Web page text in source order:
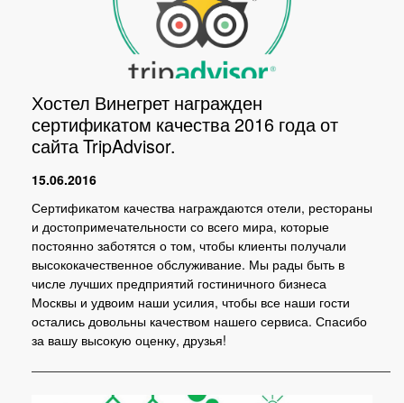
Хостел Винегрет награжден
сертификатом качества 2016 года от
сайта TripAdvisor.
15.06.2016
Сертификатом качества награждаются отели, рестораны
и достопримечательности со всего мира, которые
постоянно заботятся о том, чтобы клиенты получали
высококачественное обслуживание. Мы рады быть в
числе лучших предприятий гостиничного бизнеса
Москвы и удвоим наши усилия, чтобы все наши гости
остались довольны качеством нашего сервиса. Спасибо
за вашу высокую оценку, друзья!